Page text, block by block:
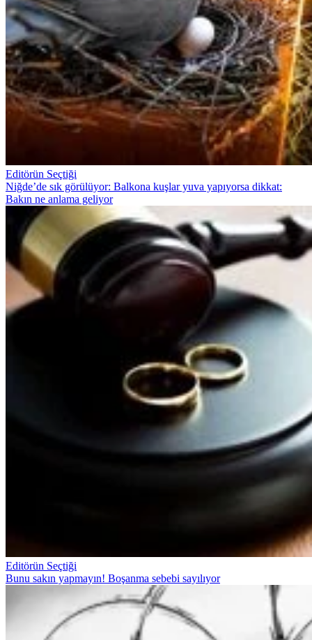
Editörün Seçtiği
Niğde’de sık görülüyor: Balkona kuşlar yuva yapıyorsa dikkat:
Bakın ne anlama geliyor
Editörün Seçtiği
Bunu sakın yapmayın! Boşanma sebebi sayılıyor